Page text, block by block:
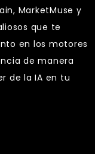
MarketMuse y
que te
en los motores
de manera
de la IA en tu